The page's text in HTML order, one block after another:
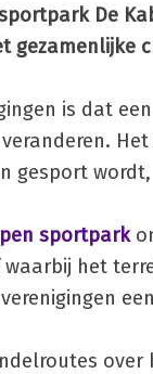
De
gezamenlijke
is dat
gesport
sportpark
waarbij het